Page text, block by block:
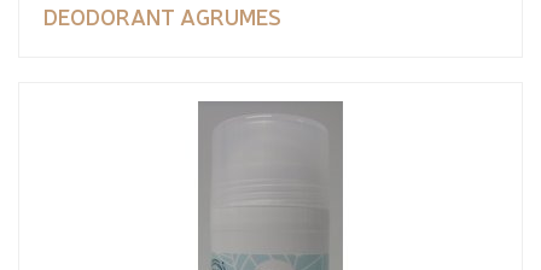
DEODORANT AGRUMES